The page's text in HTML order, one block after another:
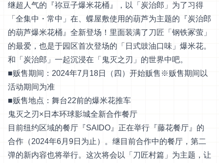
继超人气的『祢豆子爆米花桶』，以「炭治郎」为了习得
「全集中・常中」在、蝶屋敷使用的葫芦为主题的『炭治郎
的葫芦爆米花桶』全新登场！里面装满了刀匠「钢铁冢萤」
的最爱，也是于园区首次登场的「日式豉油口味」爆米花。
和「炭治郎」一起沉浸在「鬼灭之刃」的世界中吧。
■贩售期间：2024年7月18日（四）开始贩售※贩售期间以
活动期间为准
■贩售地点：舞台22前的爆米花推车
鬼灭之刃×日本环球影城全新合作餐厅
目前纽约区域的餐厅『SAIDO』正在举行『藤花餐厅』的
合作（2024年6月9日为止）。继目前合作中的餐厅，第二
弹的新内容也将举行。这次将会以「刀匠村篇」为主题，让